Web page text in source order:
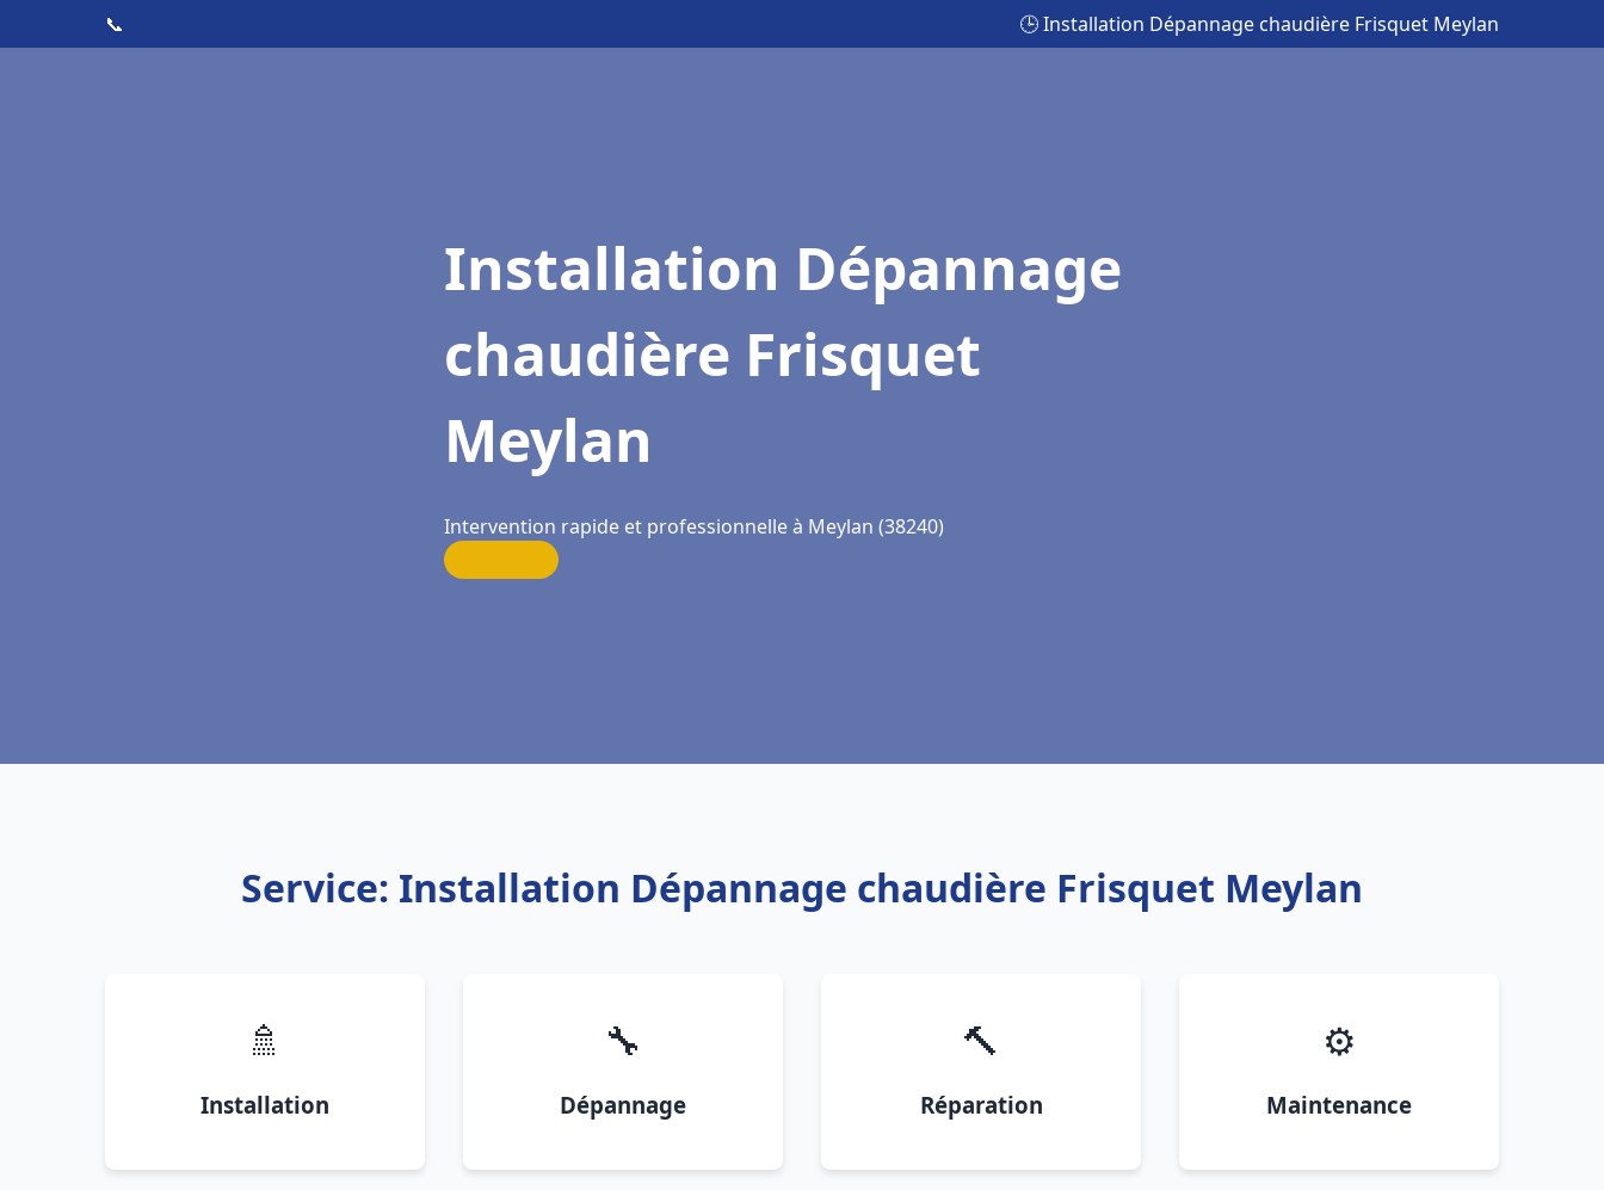
📞 🕒 Installation Dépannage chaudière Frisquet Meylan
Installation Dépannage
chaudière Frisquet
Meylan
Intervention rapide et professionnelle à Meylan (38240)
Service: Installation Dépannage chaudière Frisquet Meylan
🚿
Installation
🔧
Dépannage
🔨
Réparation
⚙️
Maintenance